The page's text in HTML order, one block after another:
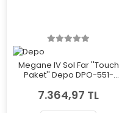
Megane IV Sol Far ''Touch
Paket'' Depo DPO-551-
7.364,97 TL